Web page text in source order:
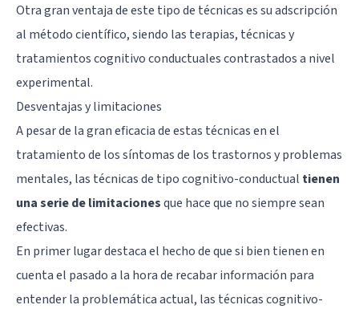
Otra gran ventaja de este tipo de técnicas es su adscripción
al método científico, siendo las terapias, técnicas y
tratamientos cognitivo conductuales contrastados a nivel
experimental.
Desventajas y limitaciones
A pesar de la gran eficacia de estas técnicas en el
tratamiento de los síntomas de los trastornos y problemas
mentales, las técnicas de tipo cognitivo-conductual tienen
una serie de limitacionesque hace que no siempre sean
efectivas.
En primer lugar destaca el hecho de que si bien tienen en
cuenta el pasado a la hora de recabar información para
entender la problemática actual, las técnicas cognitivo-